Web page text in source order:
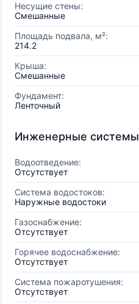
Несущие стены:
Смешанные
Площадь подвала, м²:
214.2
Крыша:
Смешанные
Фундамент:
Ленточный
Инженерные системы
Водоотведение:
Отсутствует
Система водостоков:
Наружные водостоки
Газоснабжение:
Отсутствует
Горячее водоснабжение:
Отсутствует
Система пожаротушения:
Отсутствует